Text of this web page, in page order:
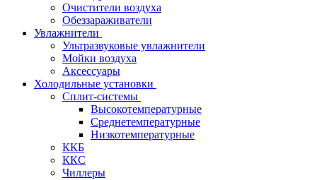
Очистители воздуха
Обеззараживатели
Увлажнители
Ультразвуковые увлажнители
Мойки воздуха
Аксессуары
Холодильные установки
Сплит-системы
Высокотемпературные
Среднетемпературные
Низкотемпературные
ККБ
ККС
Чиллеры